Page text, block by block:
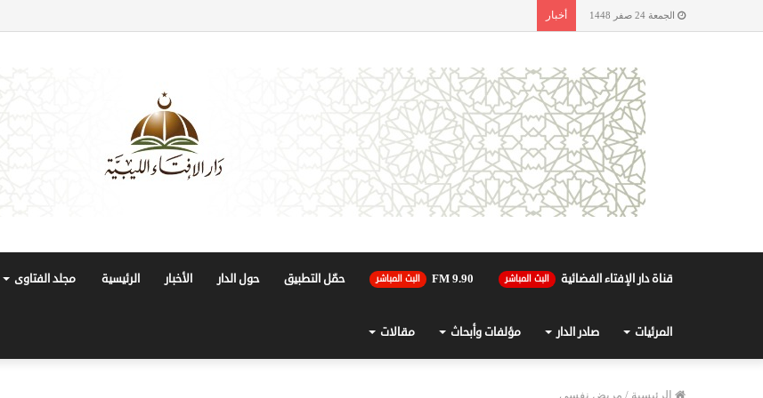
الجمعة 24 صفر 1448 أخبار
قناة دار الإفتاء الفضائية البث المباشر 90.FM 9 البث المباشر حمّل التطبيق حول الدار الأخبار الرئيسية مجلد الفتاوى
المرئيات صادر الدار مؤلفات وأبحاث مقالات
الرئيسية / مريض نفسي